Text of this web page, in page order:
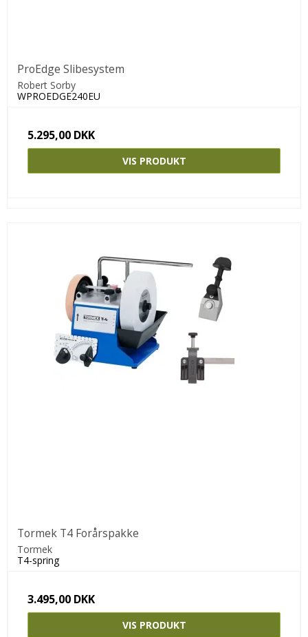
ProEdge Slibesystem
Robert Sorby
WPROEDGE240EU
5.295,00 DKK
VIS PRODUKT
Tormek T4 Forårspakke
Tormek
T4-spring
3.495,00 DKK
VIS PRODUKT